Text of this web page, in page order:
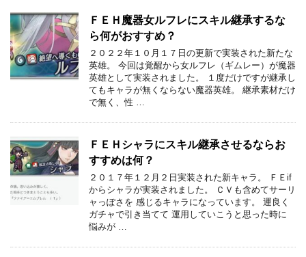
ＦＥＨ魔器女ルフレにスキル継承するな
ら何がおすすめ？
２０２２年１０月１７日の更新で実装された新たな
英雄。 今回は覚醒から女ルフレ（ギムレー）が魔器
英雄として実装されました。 １度だけですが継承し
てもキャラが無くならない魔器英雄。 継承素材だけ
で無く、性 …
ＦＥＨシャラにスキル継承させるならお
すすめは何？
２０１７年１２月２日実装された新キャラ。 ＦＥif
からシャラが実装されました。 ＣＶも含めてサーリ
ャっぽさを 感じるキャラになっています。 運良く
ガチャで引き当てて 運用していこうと思った時に
悩みが …